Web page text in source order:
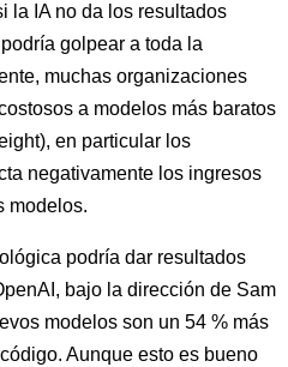
la IA no da los resultados
golpear a toda la
muchas organizaciones
a modelos más baratos
en particular los
negativamente los ingresos
modelos.
podría dar resultados
bajo la dirección de Sam
modelos son un 54 % más
Aunque esto es bueno